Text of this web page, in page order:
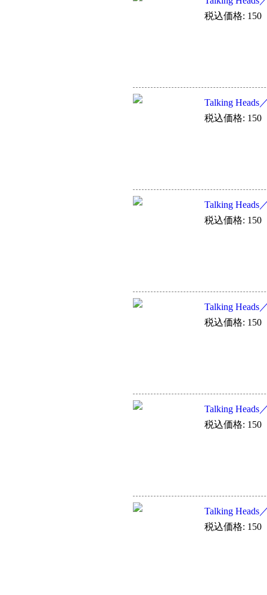
税込価格: 150
Talking Heads
税込価格: 150
Talking Heads
税込価格: 150
Talking Heads
税込価格: 150
Talking Heads
税込価格: 150
Talking Heads
税込価格: 150